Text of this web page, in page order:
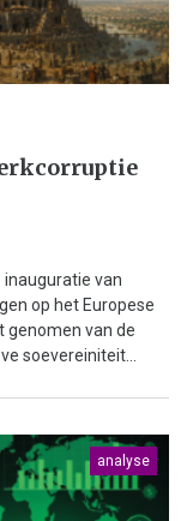
inauguratie van
op het Europese
genomen van de
soevereiniteit...
analyse